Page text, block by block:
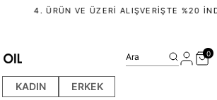
4. ÜRÜN VE ÜZERI ALIŞVERIŞTE %20
KADIN ERKEK
Ara 0